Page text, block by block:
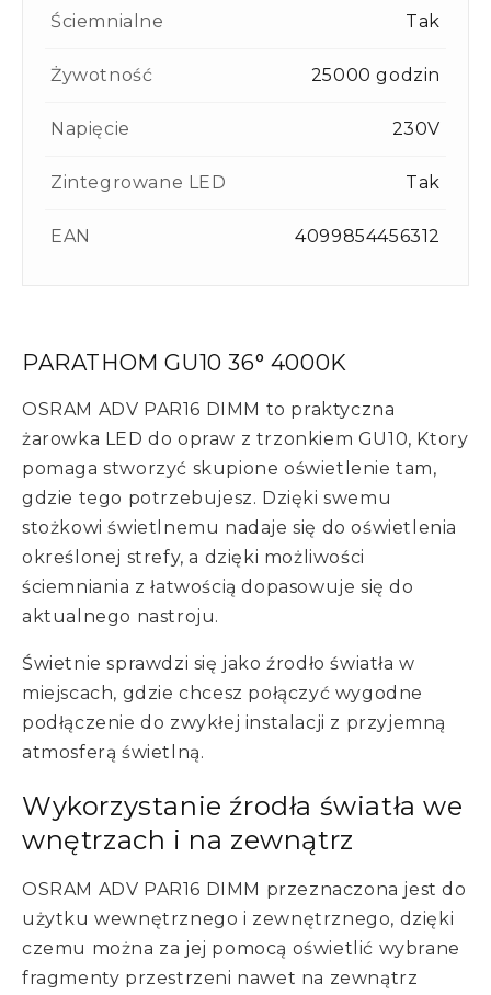
PARATHOM GU10 36° 4000K
OSRAM ADV PAR16 DIMM to praktyczna
żarowka LED do opraw z trzonkiem GU10, Ktory
pomaga stworzyć skupione oświetlenie tam,
gdzie tego potrzebujesz. Dzięki swemu
stożkowi świetlnemu nadaje się do oświetlenia
określonej strefy, a dzięki możliwości
ściemniania z łatwością dopasowuje się do
aktualnego nastroju.
Świetnie sprawdzi się jako źrodło światła w
miejscach, gdzie chcesz połączyć wygodne
podłączenie do zwykłej instalacji z przyjemną
atmosferą świetlną.
Wykorzystanie źrodła światła we
wnętrzach i na zewnątrz
OSRAM ADV PAR16 DIMM przeznaczona jest do
użytku wewnętrznego i zewnętrznego, dzięki
czemu można za jej pomocą oświetlić wybrane
fragmenty przestrzeni nawet na zewnątrz
Ściemnialne Tak
Żywotność 25000 godzin
Napięcie 230V
Zintegrowane LED Tak
EAN 4099854456312